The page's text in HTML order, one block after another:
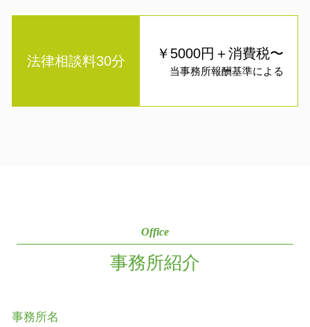
法律相談料30分 ￥5000円＋消費税〜
当事務所報酬基準による
Office
事務所紹介
事務所名